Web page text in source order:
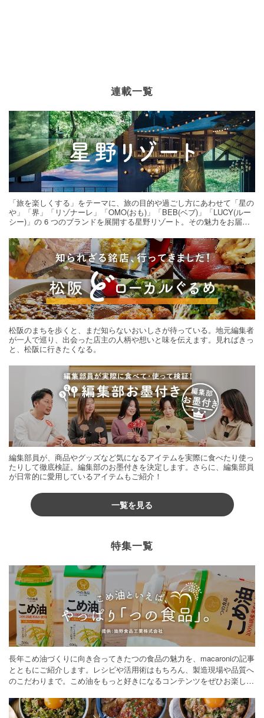
連載一覧
「旅を楽しくする」をテーマに、旅の目的や過ごし方にあわせて「星の
や」「界」「リゾナーレ」「OMO(おも)」「BEB(ベブ)」「LUCY(ルー
シー)」の 6 つのブランドを展開する星野リゾート。その魅力をお届け
松阪のまちを歩くと、まだ知らないおいしさが待っている。地元編集者
が一人で巡り、出会った店主の人柄や想いと味を伝えます。見ればきっ
と、松阪に行きたくなる。
編集部員が、商品やグッズなど気になるアイテムを実際に食べたり使っ
たりして徹底検証。編集部のお墨付きを決定します。さらに、編集部員
が日常的に愛用しているアイテムもご紹介！
一覧を見る
特集一覧
長年こめ油づくりに向き合ってきたつの食品の魅力を、macaroniの記事
とともにご紹介します。レシピや活用術はもちろん、製造現場や品質へ
のこだわりまで。こめ油をもっと好きになるコンテンツをぜひお楽しみ